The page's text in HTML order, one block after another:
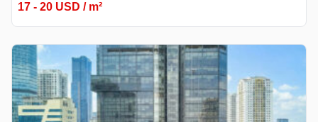
17 - 20 USD / m²